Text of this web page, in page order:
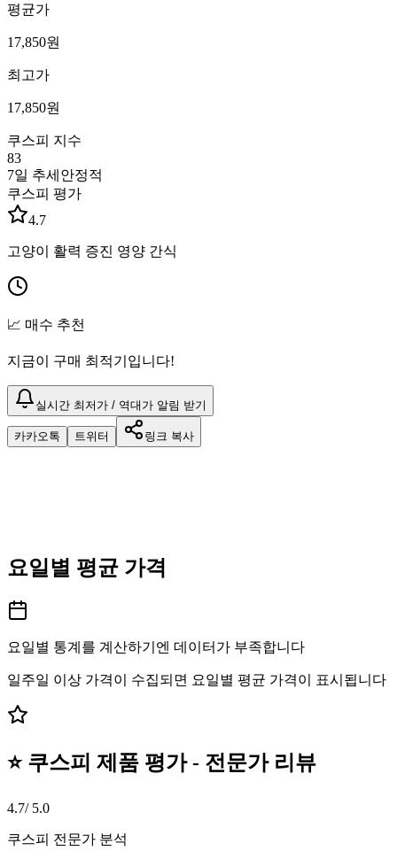
평균가
17,850원
최고가
17,850원
쿠스피 지수
83
7일 추세 안정적
쿠스피 평가
4.7
고양이 활력 증진 영양 간식
📈 매수 추천
지금이 구매 최적기입니다!
실시간 최저가 / 역대가 알림 받기
카카오톡 트위터 링크 복사
요일별 평균 가격
요일별 통계를 계산하기엔 데이터가 부족합니다
일주일 이상 가격이 수집되면 요일별 평균 가격이 표시됩니다
⭐ 쿠스피 제품 평가 - 전문가 리뷰
4.7/ 5.0
쿠스피 전문가 분석